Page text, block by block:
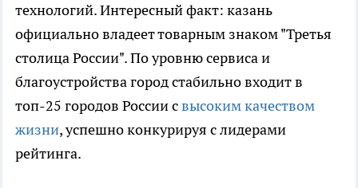
технологий. Интересный факт: казань
официально владеет товарным знаком "Третья
столица России". По уровню сервиса и
благоустройства город стабильно входит в
топ-25 городов России свысоким качеством
жизни, успешно конкурируя с лидерами
рейтинга.